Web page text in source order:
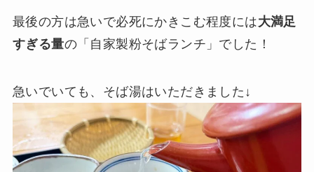
最後の方は急いで必死にかきこむ程度には大満足
すぎる量の「自家製粉そばランチ」でした！
急いでいても、そば湯はいただきました↓